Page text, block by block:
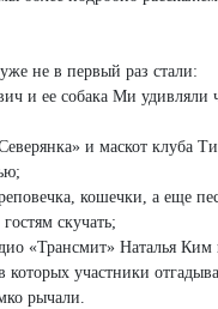
не в первый раз стали:
и ее собака Ми удивляли
и маскот клуба
кошечки, а еще
скучать;
«Трансмит» Наталья Ким
которых участники
рычали.